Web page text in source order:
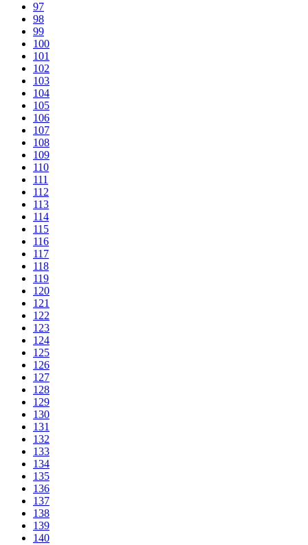
97
98
99
100
101
102
103
104
105
106
107
108
109
110
111
112
113
114
115
116
117
118
119
120
121
122
123
124
125
126
127
128
129
130
131
132
133
134
135
136
137
138
139
140